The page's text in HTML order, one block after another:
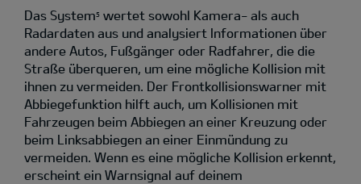
Das System5 wertet sowohl Kamera- als auch
Radardaten aus und analysiert Informationen über
andere Autos, Fußgänger oder Radfahrer, die die
Straße überqueren, um eine mögliche Kollision mit
ihnen zu vermeiden. Der Frontkollisionswarner mit
Abbiegefunktion hilft auch, um Kollisionen mit
Fahrzeugen beim Abbiegen an einer Kreuzung oder
beim Linksabbiegen an einer Einmündung zu
vermeiden. Wenn es eine mögliche Kollision erkennt,
erscheint ein Warnsignal auf deinem